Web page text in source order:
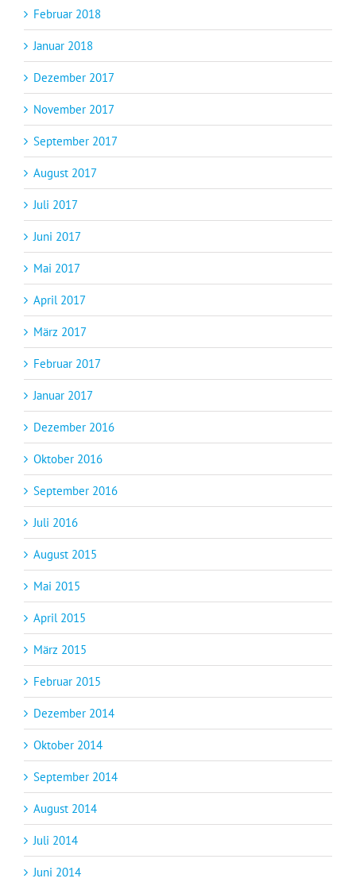
Februar 2018
Januar 2018
Dezember 2017
November 2017
September 2017
August 2017
Juli 2017
Juni 2017
Mai 2017
April 2017
März 2017
Februar 2017
Januar 2017
Dezember 2016
Oktober 2016
September 2016
Juli 2016
August 2015
Mai 2015
April 2015
März 2015
Februar 2015
Dezember 2014
Oktober 2014
September 2014
August 2014
Juli 2014
Juni 2014